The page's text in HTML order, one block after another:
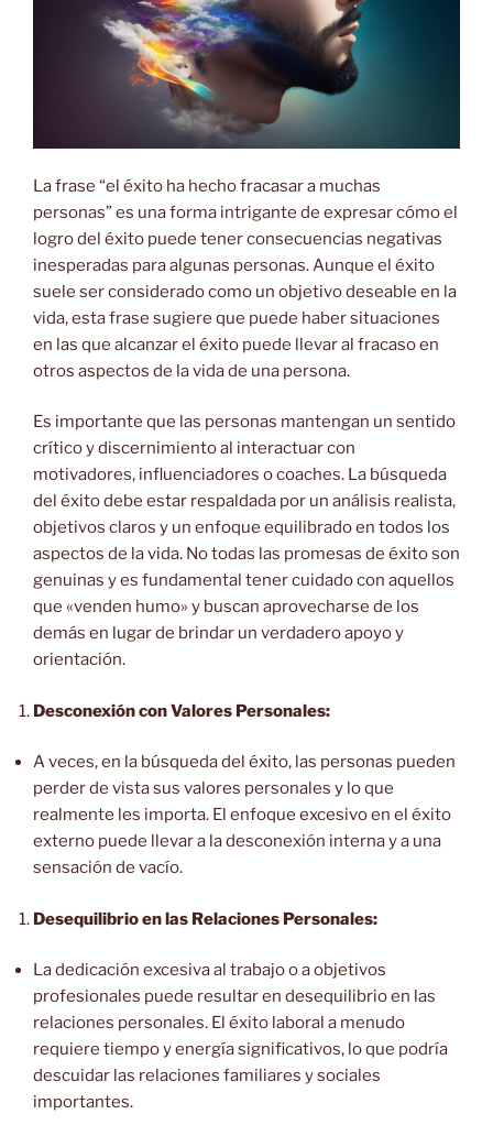
La frase “el éxito ha hecho fracasar a muchas
personas” es una forma intrigante de expresar cómo el
logro del éxito puede tener consecuencias negativas
inesperadas para algunas personas. Aunque el éxito
suele ser considerado como un objetivo deseable en la
vida, esta frase sugiere que puede haber situaciones
en las que alcanzar el éxito puede llevar al fracaso en
otros aspectos de la vida de una persona.
Es importante que las personas mantengan un sentido
crítico ydiscernimiento al interactuar con
motivadores, influenciadores o coaches. La búsqueda
del éxito debe estar respaldada por un análisis realista,
objetivos claros y un enfoque equilibrado en todos los
aspectos de la vida. No todas las promesas de éxito son
genuinas y es fundamental tener cuidado con aquellos
que «venden humo» y buscan aprovecharse de los
demás en lugar de brindar un verdadero apoyo y
orientación.
Desconexión con Valores Personales:
A veces, en la búsqueda del éxito, las personas pueden
perder de vista sus valores personales y lo que
realmente les importa. El enfoque excesivo en el éxito
externo puede llevar a la desconexión interna y a una
sensación de vacío.
Desequilibrio en las Relaciones Personales:
La dedicación excesiva al trabajo o a objetivos
profesionales puede resultar en desequilibrio en las
relaciones personales. El éxito laboral a menudo
requiere tiempo y energía significativos, lo que podría
descuidar las relaciones familiares y sociales
importantes.